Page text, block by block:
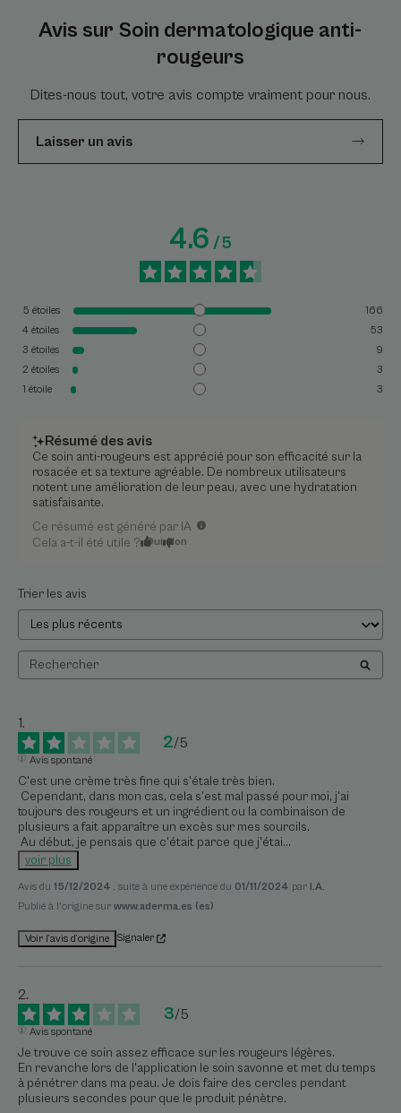
Avis sur Soin dermatologique anti-
rougeurs
Dites-nous tout, votre avis compte vraiment pour nous.
Laisser un avis
4.6/5
5 étoiles
166
4 étoiles
53
3 étoiles
9
2 étoiles
3
1 étoile 3
Résumé des avis
Ce soin anti-rougeurs est apprécié pour son efficacité sur la
rosacée et sa texture agréable. De nombreux utilisateurs
notent une amélioration de leur peau, avec une hydratation
satisfaisante.
Ce résumé est généré par IA
Cela a-t-il été utile ? Oui Non
Trier les avis
2/5
Avis spontané
C'est une crème très fine qui s'étale très bien.
toujours des rougeurs et un ingrédient ou la combinaison de
plusieurs a fait apparaître un excès sur mes sourcils.
Au début, je pensais que c'était parce que j'étai...
voir plus
Avis du 15/12/2024 , suite à une expérience du 01/11/2024 par I.A.
Publié à l'origine sur www.aderma.es (es)
Voir l’avis d’origine Signaler
3/5
Avis spontané
Je trouve ce soin assez efficace sur les rougeurs légères.
En revanche lors de l'application le soin savonne et met du temps
à pénétrer dans ma peau. Je dois faire des cercles pendant
plusieurs secondes pour que le produit pénètre.